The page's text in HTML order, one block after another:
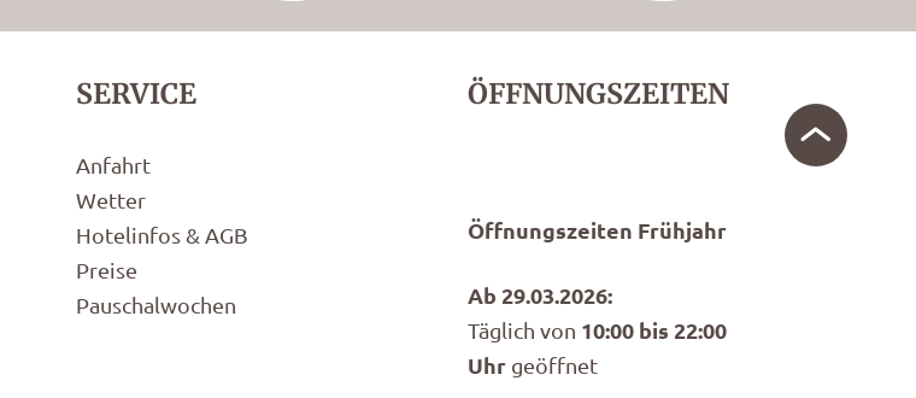
SERVICE
Anfahrt
Wetter
Hotelinfos & AGB
Preise
Pauschalwochen
ÖFFNUNGSZEITEN
Öffnungszeiten Frühjahr
Ab 29.03.2026:
Täglich von 10:00 bis 22:00
Uhr geöffnet